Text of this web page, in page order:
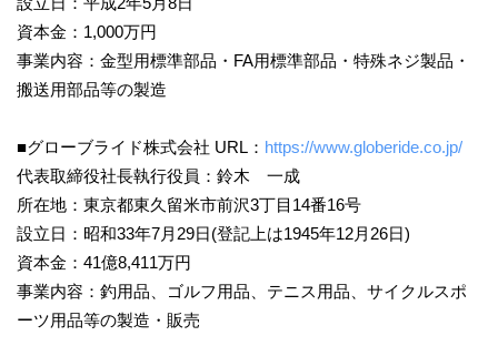
資本金：1,000万円
事業内容：金型用標準部品・FA用標準部品・特殊ネジ製品・
搬送用部品等の製造
■グローブライド株式会社 URL： https://www.globeride.co.jp/
代表取締役社長執行役員：鈴木 一成
所在地：東京都東久留米市前沢3丁目14番16号
設立日：昭和33年7月29日(登記上は1945年12月26日)
資本金：41億8,411万円
事業内容：釣用品、ゴルフ用品、テニス用品、サイクルスポ
ーツ用品等の製造・販売